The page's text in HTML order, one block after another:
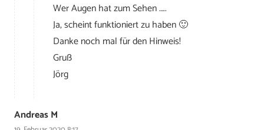
Wer Augen hat zum Sehen …..
Ja, scheint funktioniert zu haben 🙂
Danke noch mal für den Hinweis!
Gruß
Jörg
Andreas M